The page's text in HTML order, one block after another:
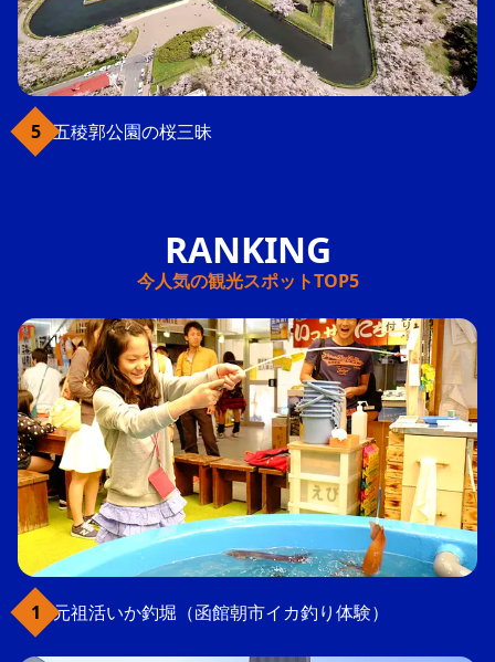
五稜郭公園の桜三昧
今人気の観光スポットTOP5
元祖活いか釣堀（函館朝市イカ釣り体験）